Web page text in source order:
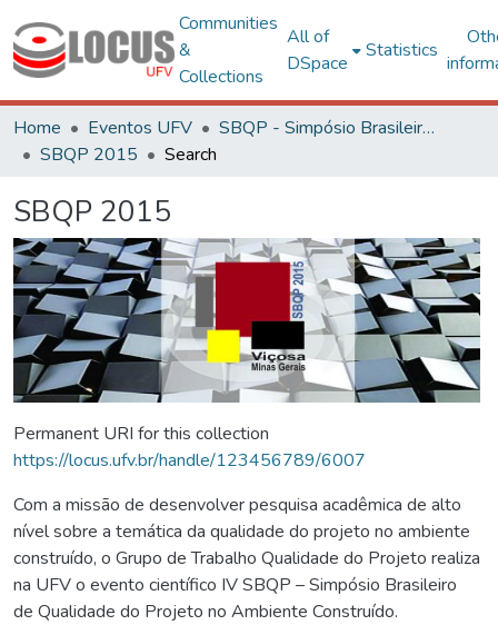
Communities
&
Collections
All of
DSpace
Statistics
Home Eventos UFV
SBQP - Simpósio Brasileiro de Qualidade do Projeto no Ambiente Construído
SBQP 2015
Search
SBQP 2015
Permanent URI for this collection
https://locus.ufv.br/handle/123456789/6007
Com a missão de desenvolver pesquisa acadêmica de alto
nível sobre a temática da qualidade do projeto no ambiente
construído, o Grupo de Trabalho Qualidade do Projeto realiza
na UFV o evento científico IV SBQP – Simpósio Brasileiro
de Qualidade do Projeto no Ambiente Construído.